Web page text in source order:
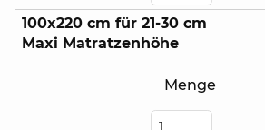
100x220 cm für 21-30 cm
Maxi Matratzenhöhe
Menge